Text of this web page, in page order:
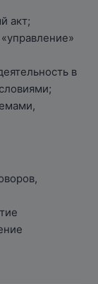
акт;
в